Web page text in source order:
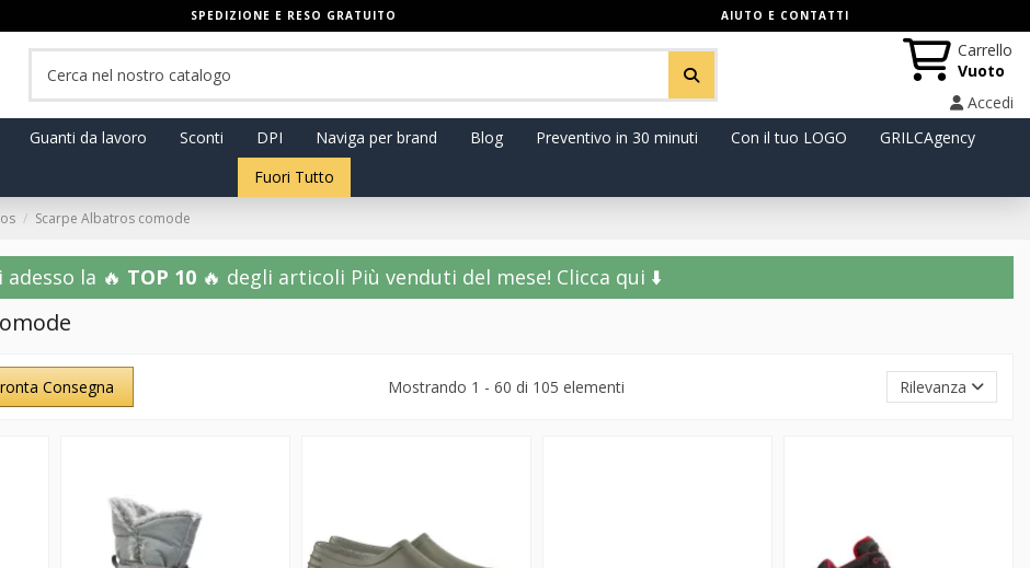
SPEDIZIONE E RESO GRATUITO AIUTO E CONTATTI
Carrello
Vuoto
Accedi
Guanti da lavoro Sconti DPI Naviga per brand Blog Preventivo in 30 minuti Con il tuo LOGO
GRILCAgency
Fuori Tutto
Scarpe Albatros comode
adesso la 🔥 TOP 10🔥 degli articoli Più venduti del mese!️ Clicca qui ⬇️
Consegna Mostrando 1 - 60 di 105 elementi Rilevanza